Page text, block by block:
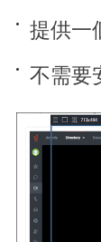
提供一
不需要